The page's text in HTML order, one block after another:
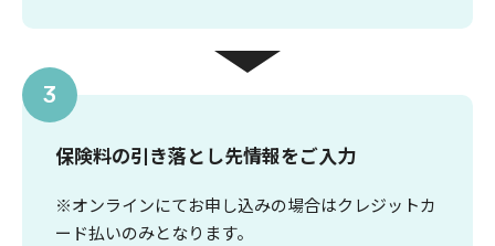
3
保険料の引き落とし先情報をご入力
※オンラインにてお申し込みの場合はクレジットカ
ード払いのみとなります。